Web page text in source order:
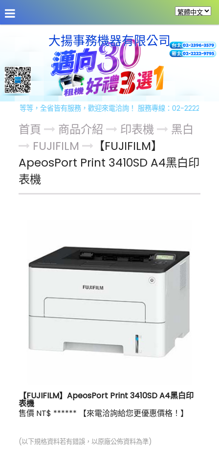
大揚事務機器有限公司
發等等，全省皆有服務，歡迎來電洽詢！ 服務專線：02-2222-9795
首頁 商品介紹 印表機
黑白
FUJIFILM
【FUJIFILM】
ApeosPort Print 3410SD A4黑白印
表機
【FUJIFILM】ApeosPort Print 3410SD A4黑白印
表機
售價 NT$ ****** 【來電洽詢給您更優惠價格！】
(以下規格資料若有錯誤，以原廠公佈資料為準)